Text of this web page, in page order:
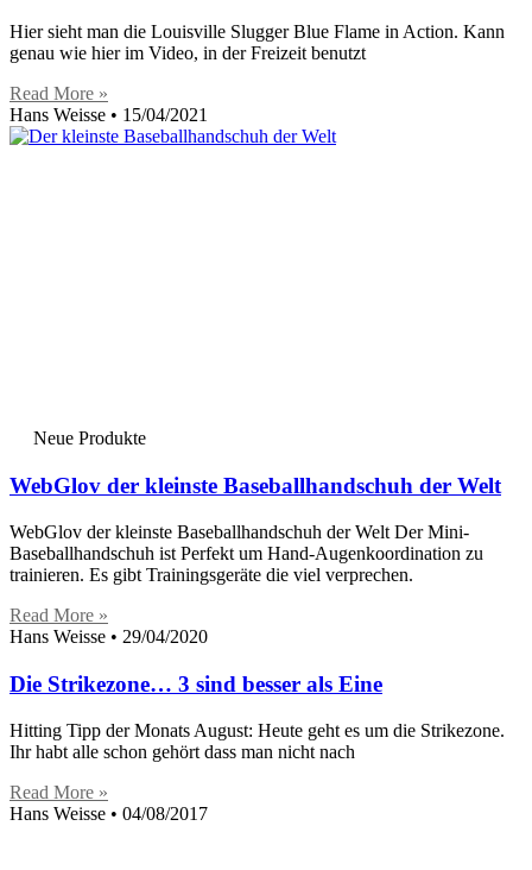
Hier sieht man die Louisville Slugger Blue Flame in Action. Kann
genau wie hier im Video, in der Freizeit benutzt
Read More »
Hans Weisse
15/04/2021
Neue Produkte
WebGlov der kleinste Baseballhandschuh der Welt
WebGlov der kleinste Baseballhandschuh der Welt Der Mini-
Baseballhandschuh ist Perfekt um Hand-Augenkoordination zu
trainieren. Es gibt Trainingsgeräte die viel verprechen.
Read More »
Hans Weisse
29/04/2020
Die Strikezone… 3 sind besser als Eine
Hitting Tipp der Monats August: Heute geht es um die Strikezone.
Ihr habt alle schon gehört dass man nicht nach
Read More »
Hans Weisse
04/08/2017